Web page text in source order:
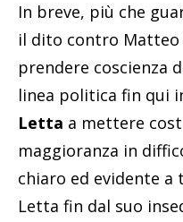
In breve, più che
il dito contro Matteo
prendere coscienza
linea politica fin qui
Letta a mettere
maggioranza in
chiaro ed evidente
Letta fin dal suo